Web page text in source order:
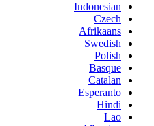
Indonesian
Czech
Afrikaans
Swedish
Polish
Basque
Catalan
Esperanto
Hindi
Lao